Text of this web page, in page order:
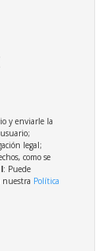
y enviarle la
legal;
como se
: Puede
nuestra Política